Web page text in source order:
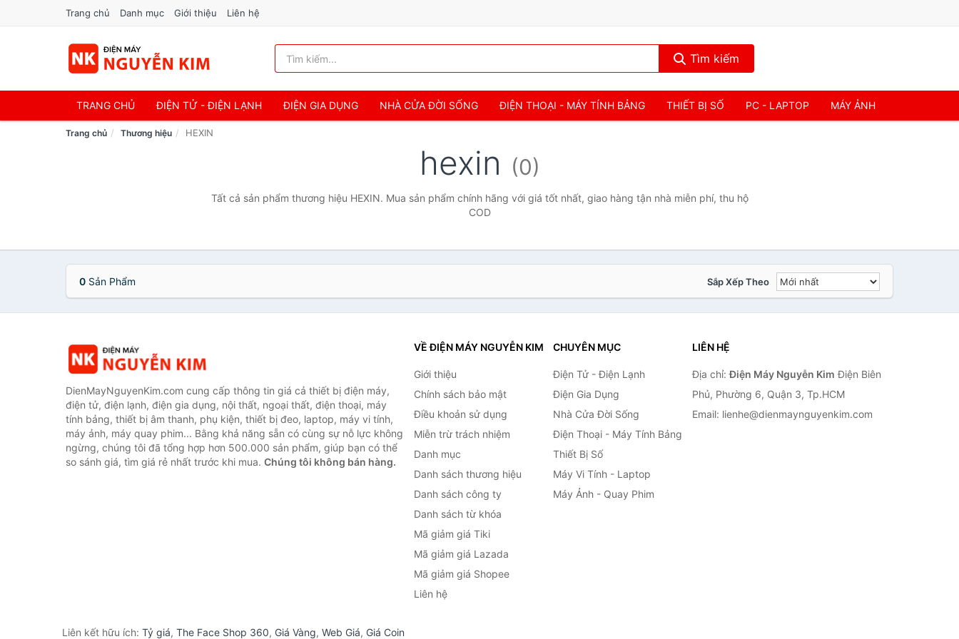
Trang chủ Danh mục Giới thiệu Liên hệ
Tìm kiếm
TRANG CHỦ ĐIỆN TỬ - ĐIỆN LẠNH ĐIỆN GIA DỤNG NHÀ CỬA ĐỜI SỐNG ĐIỆN THOẠI - MÁY TÍNH BẢNG THIẾT BỊ SỐ PC - LAPTOP MÁY ẢNH
Trang chủ Thương hiệu HEXIN
hexin (0)
Tất cả sản phẩm thương hiệu HEXIN. Mua sản phẩm chính hãng với giá tốt nhất, giao hàng tận nhà miễn phí, thu hộ
COD
0 Sản Phẩm Sắp Xếp Theo
DienMayNguyenKim.com cung cấp thông tin giá cả thiết bị điện máy,
điện tử, điện lạnh, điện gia dụng, nội thất, ngoại thất, điện thoại, máy
tính bảng, thiết bị âm thanh, phụ kiện, thiết bị đeo, laptop, máy vi tính,
máy ảnh, máy quay phim... Bằng khả năng sẵn có cùng sự nỗ lực không
ngừng, chúng tôi đã tổng hợp hơn 500.000 sản phẩm, giúp bạn có thể
so sánh giá, tìm giá rẻ nhất trước khi mua. Chúng tôi không bán hàng.
VỀ ĐIỆN MÁY NGUYỄN KIM
Giới thiệu
Chính sách bảo mật
Điều khoản sử dụng
Miễn trừ trách nhiệm
Danh mục
Danh sách thương hiệu
Danh sách công ty
Danh sách từ khóa
Mã giảm giá Tiki
Mã giảm giá Lazada
Mã giảm giá Shopee
Liên hệ
CHUYÊN MỤC
Điện Tử - Điện Lạnh
Điện Gia Dụng
Nhà Cửa Đời Sống
Điện Thoại - Máy Tính Bảng
Thiết Bị Số
Máy Vi Tính - Laptop
Máy Ảnh - Quay Phim
LIÊN HỆ
Địa chỉ:Điện Máy Nguyễn Kim Điện Biên
Phủ, Phường 6, Quận 3, Tp.HCM
Email: lienhe@dienmaynguyenkim.com
Liên kết hữu ích: Tỷ giá, The Face Shop 360, Giá Vàng, Web Giá, Giá Coin